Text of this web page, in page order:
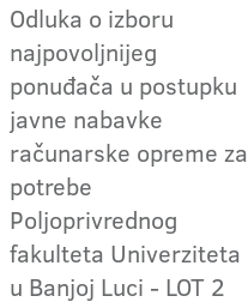
Odluka o izboru
najpovoljnijeg
ponuđača u postupku
javne nabavke
računarske opreme za
potrebe
Poljoprivrednog
fakulteta Univerziteta
u Banjoj Luci - LOT 2